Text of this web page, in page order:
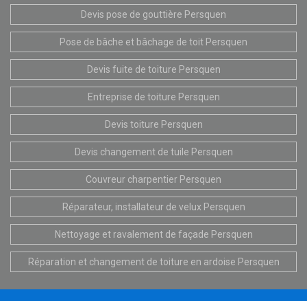
Devis pose de gouttière Persquen
Pose de bâche et bâchage de toit Persquen
Devis fuite de toiture Persquen
Entreprise de toiture Persquen
Devis toiture Persquen
Devis changement de tuile Persquen
Couvreur charpentier Persquen
Réparateur, installateur de velux Persquen
Nettoyage et ravalement de façade Persquen
Réparation et changement de toiture en ardoise Persquen